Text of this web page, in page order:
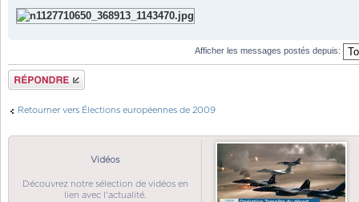
Afficher les messages postés depuis:
Répondre
Retourner vers Élections européennes de 2009
Vidéos
Découvrez notre sélection de vidéos en
lien avec l'actualité.